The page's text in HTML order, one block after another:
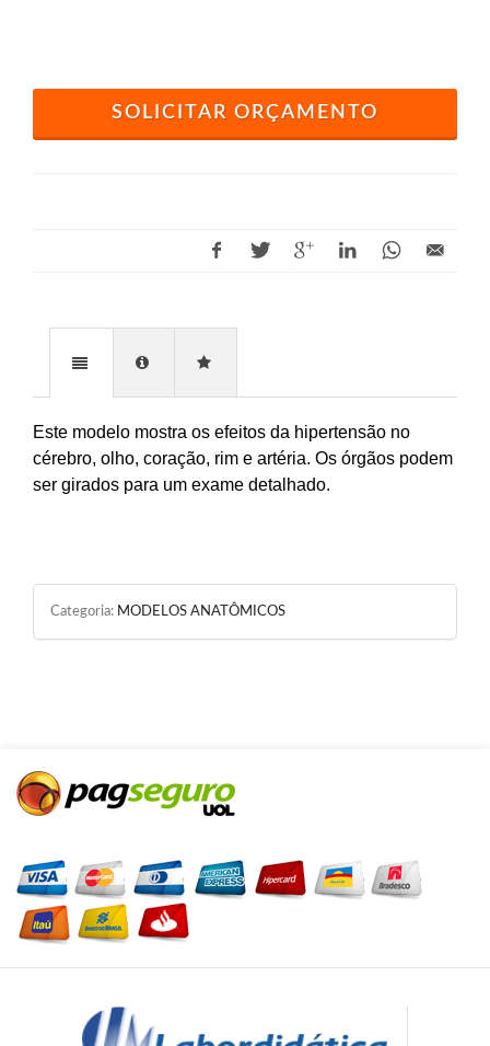
SOLICITAR ORÇAMENTO
Este modelo mostra os efeitos da hipertensão no
cérebro, olho, coração, rim e artéria. Os órgãos podem
ser girados para um exame detalhado.
Categoria: MODELOS ANATÔMICOS